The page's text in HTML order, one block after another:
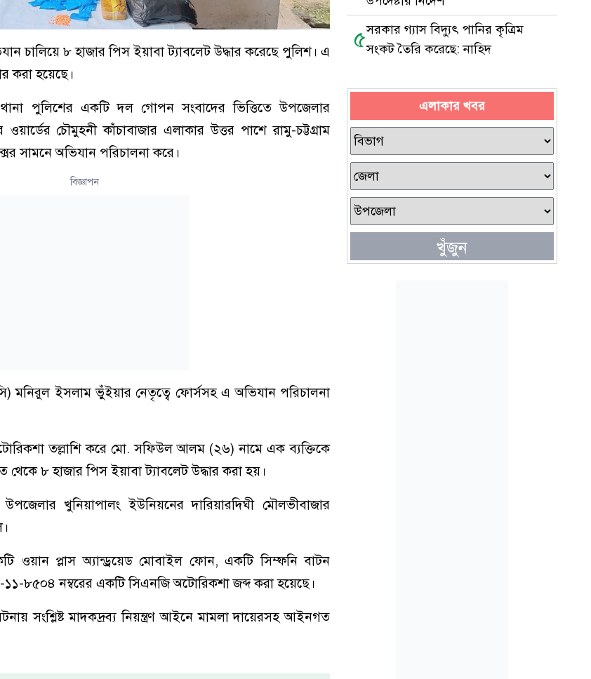
চালিয়ে ৮ হাজার পিস ইয়াবা ট্যাবলেট উদ্ধার করেছে পুলিশ। এ
করা হয়েছে।
পুলিশের একটি দল গোপন সংবাদের ভিত্তিতে উপজেলার
চৌমুহনী কাঁচাবাজার এলাকার উত্তর পাশে রামু-চট্টগ্রাম
সামনে অভিযান পরিচালনা করে।
বিজ্ঞাপন
মনিরুল ইসলাম ভুঁইয়ার নেতৃত্বে ফোর্সসহ এ অভিযান পরিচালনা
তল্লাশি করে মো. সফিউল আলম (২৬) নামে এক ব্যক্তিকে
৮ হাজার পিস ইয়াবা ট্যাবলেট উদ্ধার করা হয়।
খুনিয়াপালং ইউনিয়নের দারিয়ারদিঘী মৌলভীবাজার
ওয়ান প্লাস অ্যান্ড্রয়েড মোবাইল ফোন, একটি সিম্ফনি বাটন
৮৫০৪ নম্বরের একটি সিএনজি অটোরিকশা জব্দ করা হয়েছে।
সংশ্লিষ্ট মাদকদ্রব্য নিয়ন্ত্রণ আইনে মামলা দায়েরসহ আইনগত
৫সরকার গ্যাস বিদ্যুৎ পানির কৃত্রিম
সংকট তৈরি করেছে: নাহিদ
এলাকার খবর
খুঁজুন